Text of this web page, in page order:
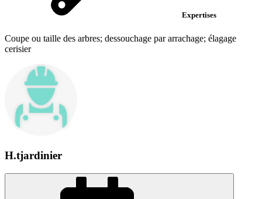
Expertises
Coupe ou taille des arbres; dessouchage par arrachage; élagage
cerisier
H.tjardinier